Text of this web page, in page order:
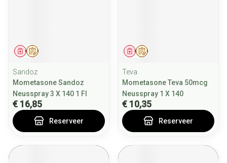
Op voorschrift
Geneesmiddel
Sandoz
Mometasone Sandoz
Neusspray 3 X 140 1 Fl
€ 16,85
Reserveer
Op voorschrift
Geneesmiddel
Teva
Mometasone Teva 50mcg
Neusspray 1 X 140
€ 10,35
Reserveer